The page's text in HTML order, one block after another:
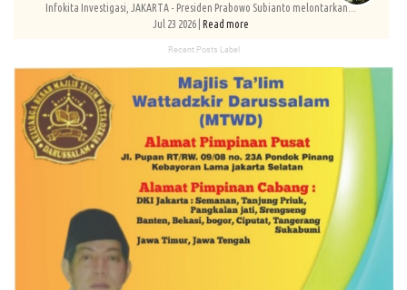
Infokita Investigasi, JAKARTA - Presiden Prabowo Subianto melontarkan...
Jul 23 2026 | Read more
Recent Posts Label